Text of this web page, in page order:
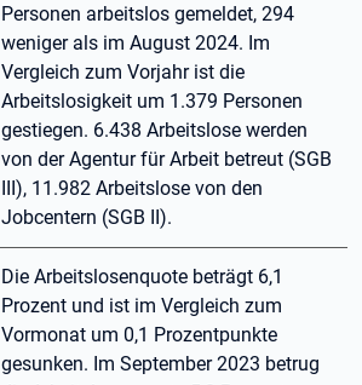
Personen arbeitslos gemeldet, 294
weniger als im August 2024. Im
Vergleich zum Vorjahr ist die
Arbeitslosigkeit um 1.379 Personen
gestiegen. 6.438 Arbeitslose werden
von der Agentur für Arbeit betreut (SGB
III), 11.982 Arbeitslose von den
Jobcentern (SGB II).
Die Arbeitslosenquote beträgt 6,1
Prozent und ist im Vergleich zum
Vormonat um 0,1 Prozentpunkte
gesunken. Im September 2023 betrug